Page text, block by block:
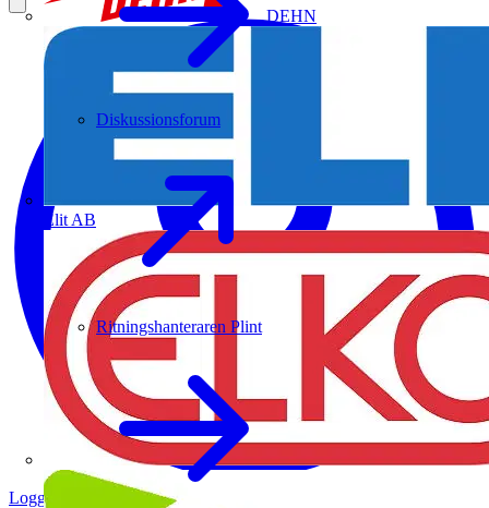
DEHN
Elit AB
Diskussionsforum
Ritningshanteraren Plint
Logga in Registrera dig